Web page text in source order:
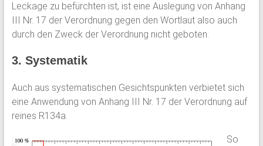
Leckage zu befürchten ist, ist eine Auslegung von Anhang
III Nr. 17 der Verordnung gegen den Wortlaut also auch
durch den Zweck der Verordnung nicht geboten.
3. Systematik
Auch aus systematischen Gesichtspunkten verbietet sich
eine Anwendung von Anhang III Nr. 17 der Verordnung auf
reines R134a.
So